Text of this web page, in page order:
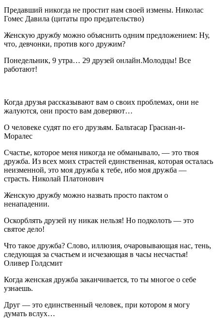
Предавший никогда не простит нам своей измены. Николас
Гомес Давила (цитаты про предательство)
Женскую дружбу можно объяснить одним предложением: Ну,
что, девчонки, против кого дружим?
Понедельник, 9 утра… 29 друзей онлайн.Молодцы! Все
работают!
Когда друзья рассказывают вам о своих проблемах, они не
жалуются, они просто вам доверяют…
О человеке судят по его друзьям. Бальтасар Грасиан-и-
Моралес
Счастье, которое меня никогда не обманывало, — это твоя
дружба. Из всех моих страстей единственная, которая осталась
неизменной, это моя дружба к тебе, ибо моя дружба —
страсть. Николай Платонович
Женскую дружбу можно назвать просто пактом о
ненападении.
Оскорблять друзей ну никак нельзя! Но подколоть — это
святое дело!
Что такое дружба? Слово, иллюзия, очаровывающая нас, тень,
следующая за счастьем и исчезающая в часы несчастья!
Оливер Голдсмит
Когда женская дружба заканчивается, то ты многое о себе
узнаешь.
Друг — это единственный человек, при котором я могу
думать вслух…